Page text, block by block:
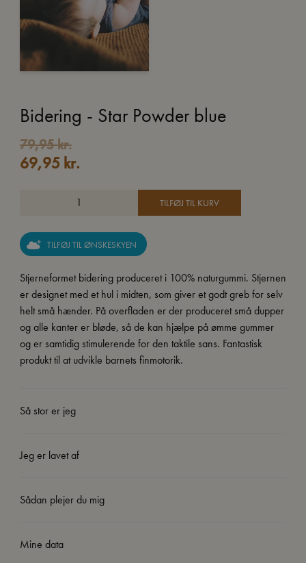
Bidering - Star Powder blue
79,95kr.
Den
oprindelige
69,95 kr.
Den
aktuelle
TILFØJ TIL KURV
TILFØJ TIL ØNSKESKYEN
Stjerneformet bidering produceret i 100% naturgummi. Stjernen
er designet med et hul i midten, som giver et godt greb for selv
helt små hænder. På overfladen er der produceret små dupper
og alle kanter er bløde, så de kan hjælpe på ømme gummer
og er samtidig stimulerende for den taktile sans. Fantastisk
produkt til at udvikle barnets finmotorik.
Så stor er jeg
Jeg er lavet af
Sådan plejer du mig
Mine data